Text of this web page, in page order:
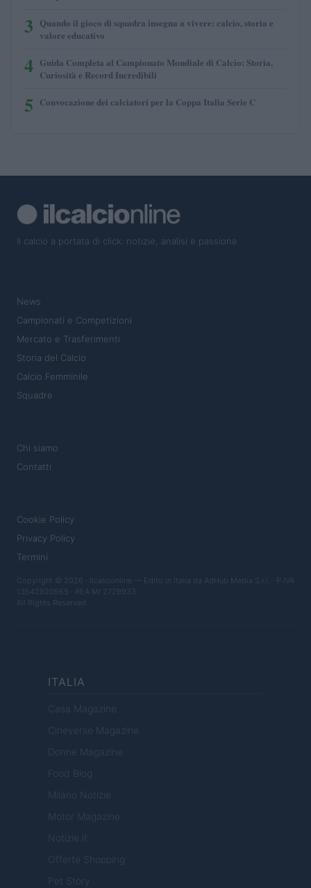
3 Quando il gioco di squadra insegna a vivere: calcio, storia e
valore educativo
4 Guida Completa al Campionato Mondiale di Calcio: Storia,
Curiosità e Record Incredibili
5 Convocazione dei calciatori per la Coppa Italia Serie C
Il calcio a portata di click: notizie, analisi e passione
News
Campionati e Competizioni
Mercato e Trasferimenti
Storia del Calcio
Calcio Femminile
Squadre
Chi siamo
Contatti
Cookie Policy
Privacy Policy
Termini
Copyright © 2026 · Ilcalcionline — Edito in Italia da AdHub Media S.r.l. · P.IVA
13542920965 · REA MI 2729933
All Rights Reserved
ITALIA
Casa Magazine
Cineverse Magazine
Donne Magazine
Food Blog
Milano Notizie
Motor Magazine
Notizie.it
Offerte Shopping
Pet Story